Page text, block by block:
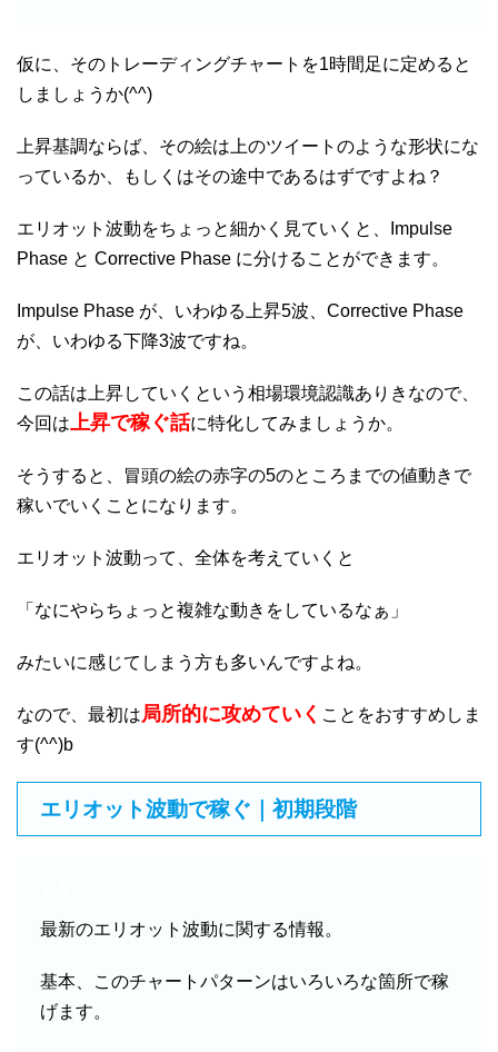
仮に、そのトレーディングチャートを1時間足に定めると
しましょうか(^^)
上昇基調ならば、その絵は上のツイートのような形状にな
っているか、もしくはその途中であるはずですよね？
エリオット波動をちょっと細かく見ていくと、Impulse
Phase と Corrective Phase に分けることができます。
Impulse Phase が、いわゆる上昇5波、Corrective Phase
が、いわゆる下降3波ですね。
この話は上昇していくという相場環境認識ありきなので、
今回は
上昇で稼ぐ話に特化してみましょうか。
そうすると、冒頭の絵の赤字の5のところまでの値動きで
稼いでいくことになります。
エリオット波動って、全体を考えていくと
「なにやらちょっと複雑な動きをしているなぁ」
みたいに感じてしまう方も多いんですよね。
なので、最初は局所的に攻めていく ことをおすすめしま
す(^^)b
エリオット波動で稼ぐ｜初期段階
最新のエリオット波動に関する情報。
基本、このチャートパターンはいろいろな箇所で稼
げます。